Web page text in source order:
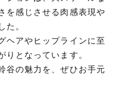
を感じさせる肉感表現や
た。
ヘアやヒップラインに至
りとなっています。
谷の魅力を、ぜひお手元